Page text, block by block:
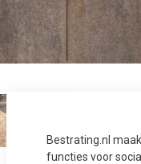
Bestrating.nl
functies voor